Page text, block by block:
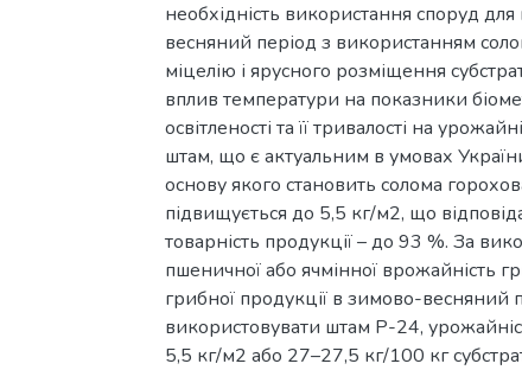
необхідність використання споруд
весняний період з використанням
міцелію і ярусного розміщення
вплив температури на показники
освітленості та її тривалості на
штам, що є актуальним в умовах
основу якого становить солома
підвищується до 5,5 кг/м2, що
товарність продукції – до 93 %. За
пшеничної або ячмінної врожайність
грибної продукції в зимово-весняний
використовувати штам Р-24,
5,5 кг/м2 або 27–27,5 кг/100 кг